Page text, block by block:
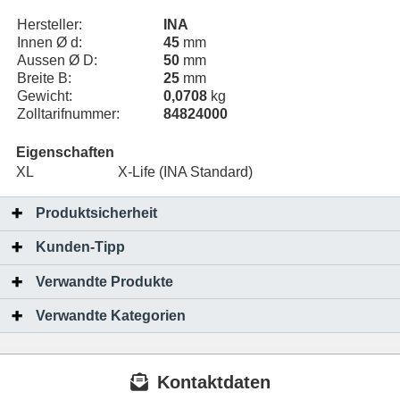
Hersteller:
INA
Innen Ø d:
45 mm
Aussen Ø D:
50 mm
Breite B:
25 mm
Gewicht:
0,0708 kg
Zolltarifnummer:
84824000
Eigenschaften
XL
X-Life (INA Standard)
Produktsicherheit
Kunden-Tipp
Verwandte Produkte
Verwandte Kategorien
Kontaktdaten